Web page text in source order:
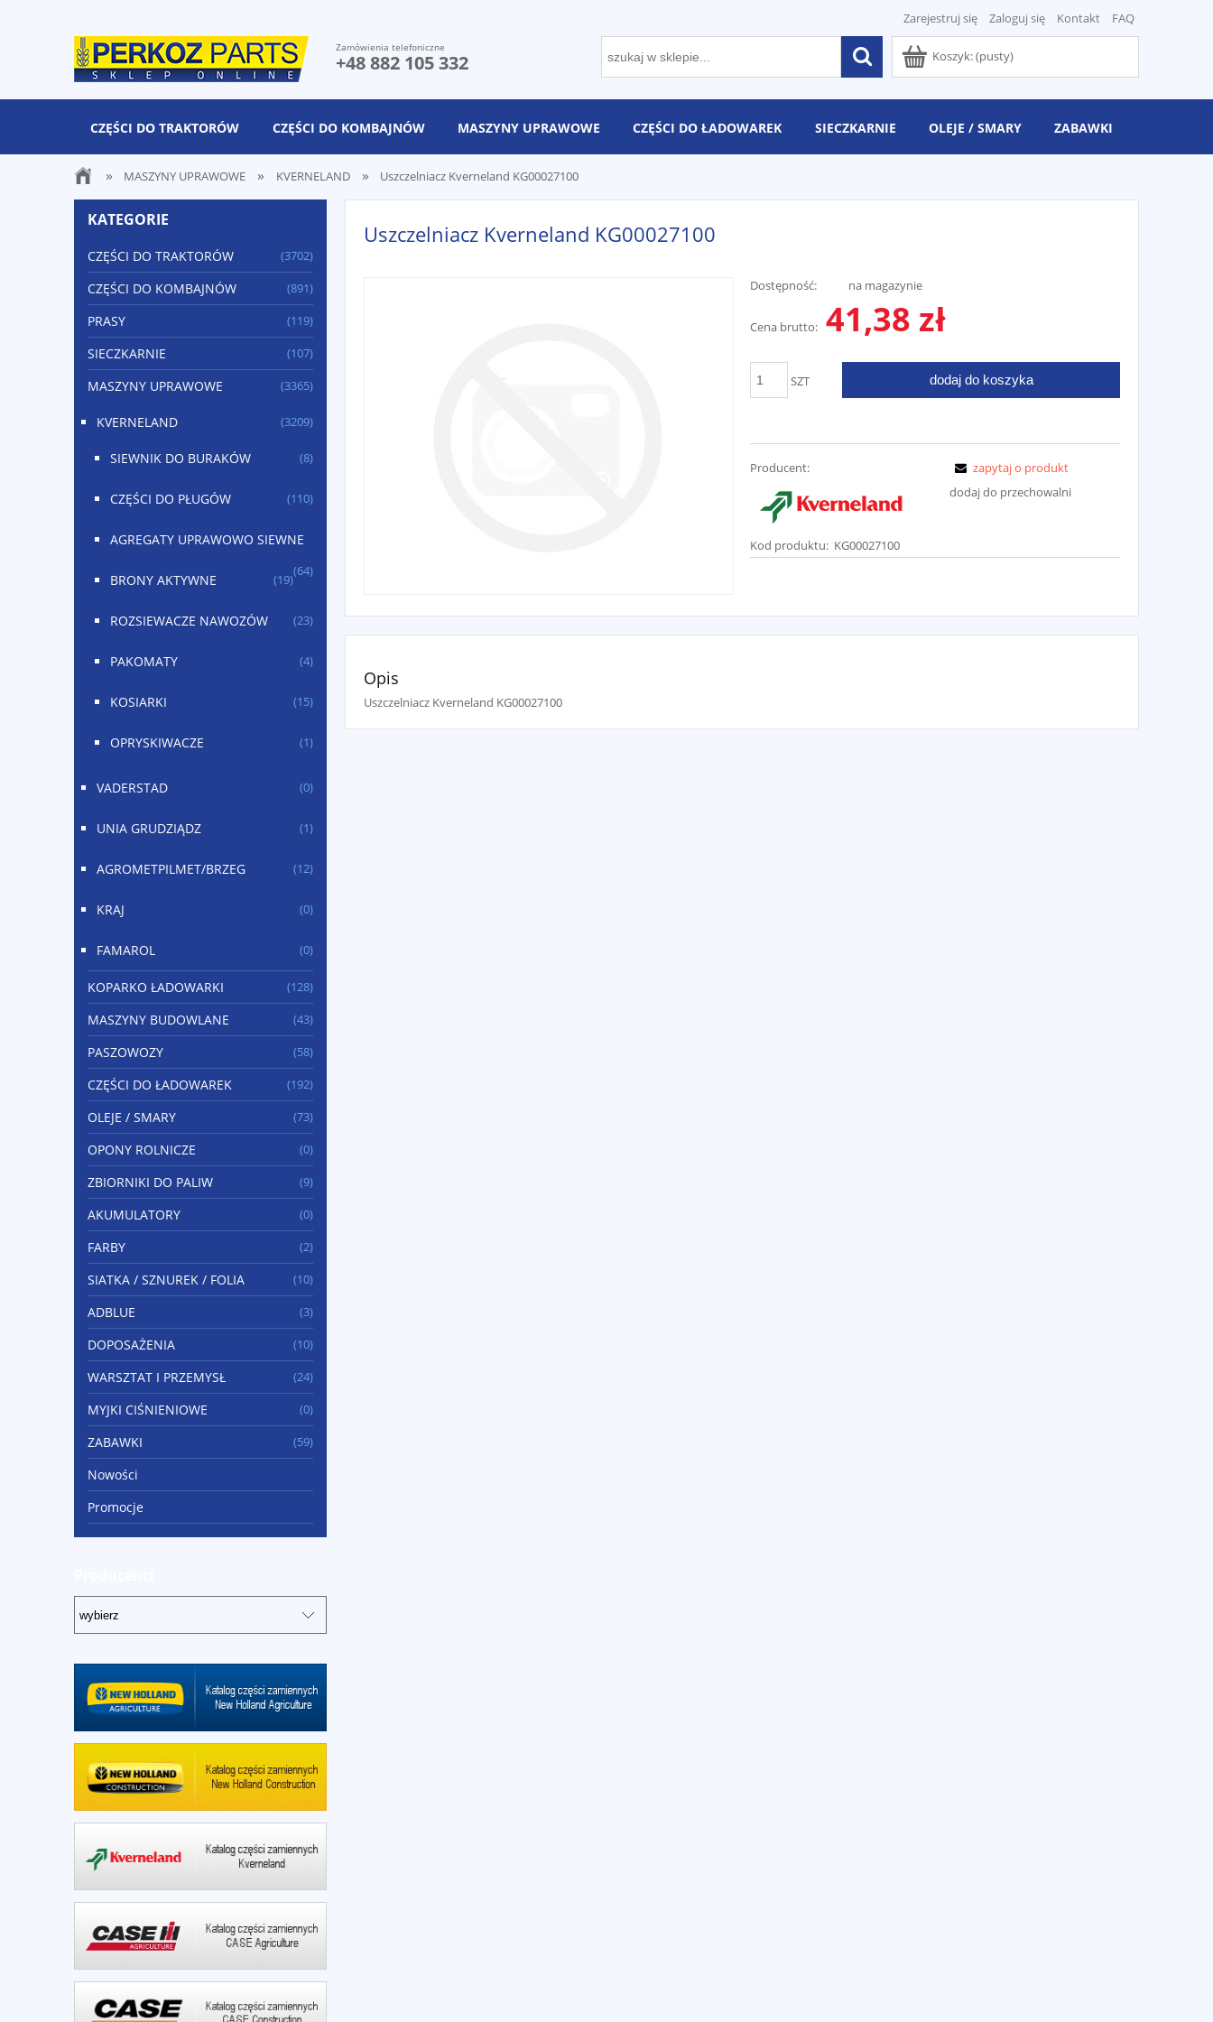
Zarejestruj się Zaloguj się Kontakt FAQ
Koszyk:(pusty)
Zamówienia telefoniczne
+48 882 105 332
CZĘŚCI DO TRAKTORÓW CZĘŚCI DO KOMBAJNÓW MASZYNY UPRAWOWE CZĘŚCI DO ŁADOWAREK SIECZKARNIE OLEJE / SMARY ZABAWKI
» MASZYNY UPRAWOWE » KVERNELAND » Uszczelniacz Kverneland KG00027100
KATEGORIE
CZĘŚCI DO TRAKTORÓW (3702)
CZĘŚCI DO KOMBAJNÓW (891)
PRASY (119)
SIECZKARNIE (107)
MASZYNY UPRAWOWE (3365)
KVERNELAND (3209)
SIEWNIK DO BURAKÓW (8)
CZĘŚCI DO PŁUGÓW (110)
AGREGATY UPRAWOWO SIEWNE
(64)
BRONY AKTYWNE (19)
ROZSIEWACZE NAWOZÓW (23)
PAKOMATY (4)
KOSIARKI (15)
OPRYSKIWACZE (1)
VADERSTAD (0)
UNIA GRUDZIĄDZ (1)
AGROMETPILMET/BRZEG (12)
KRAJ (0)
FAMAROL (0)
KOPARKO ŁADOWARKI (128)
MASZYNY BUDOWLANE (43)
PASZOWOZY (58)
CZĘŚCI DO ŁADOWAREK (192)
OLEJE / SMARY (73)
OPONY ROLNICZE (0)
ZBIORNIKI DO PALIW (9)
AKUMULATORY (0)
FARBY (2)
SIATKA / SZNUREK / FOLIA (10)
ADBLUE (3)
DOPOSAŻENIA (10)
WARSZTAT I PRZEMYSŁ (24)
MYJKI CIŚNIENIOWE (0)
ZABAWKI (59)
Nowości
Promocje
Uszczelniacz Kverneland KG00027100
Dostępność: na magazynie
Cena brutto: 41,38 zł
SZT dodaj do koszyka
Producent:
Kod produktu: KG00027100
zapytaj o produkt
dodaj do przechowalni
Opis
Uszczelniacz Kverneland KG00027100